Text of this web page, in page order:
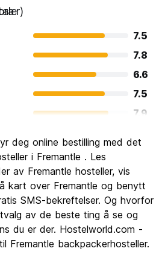
7.5
7.8
6.6
7.5
7.9
5.9
deg online bestilling med det
i Fremantle . Les
av Fremantle hosteller, vis
kart over Fremantle og benytt
SMS-bekreftelser. Og hvorfor
av de beste ting å se og
du er der. Hostelworld.com -
Fremantle backpackerhosteller.